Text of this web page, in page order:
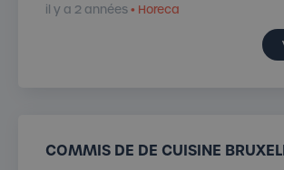
il y a 2 années• Horeca
COMMIS DE DE CUISINE